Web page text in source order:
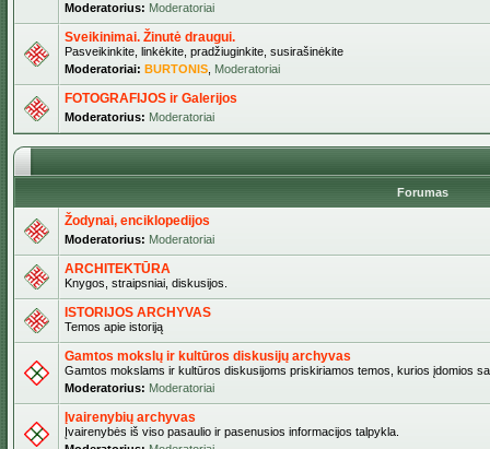
Moderatorius: Moderatoriai
Sveikinimai. Žinutė draugui.
Pasveikinkite, linkėkite, pradžiuginkite, susirašinėkite
Moderatoriai: BURTONIS Moderatoriai
FOTOGRAFIJOS ir Galerijos
Moderatorius: Moderatoriai
Forumas
Žodynai, enciklopedijos
Moderatorius: Moderatoriai
ARCHITEKTŪRA
Knygos, straipsniai, diskusijos.
ISTORIJOS ARCHYVAS
Temos apie istoriją
Gamtos mokslų ir kultūros diskusijų archyvas
Gamtos mokslams ir kultūros diskusijoms priskiriamos temos, kurios įdomios
Moderatorius: Moderatoriai
Įvairenybių archyvas
Įvairenybės iš viso pasaulio ir pasenusios informacijos talpykla.